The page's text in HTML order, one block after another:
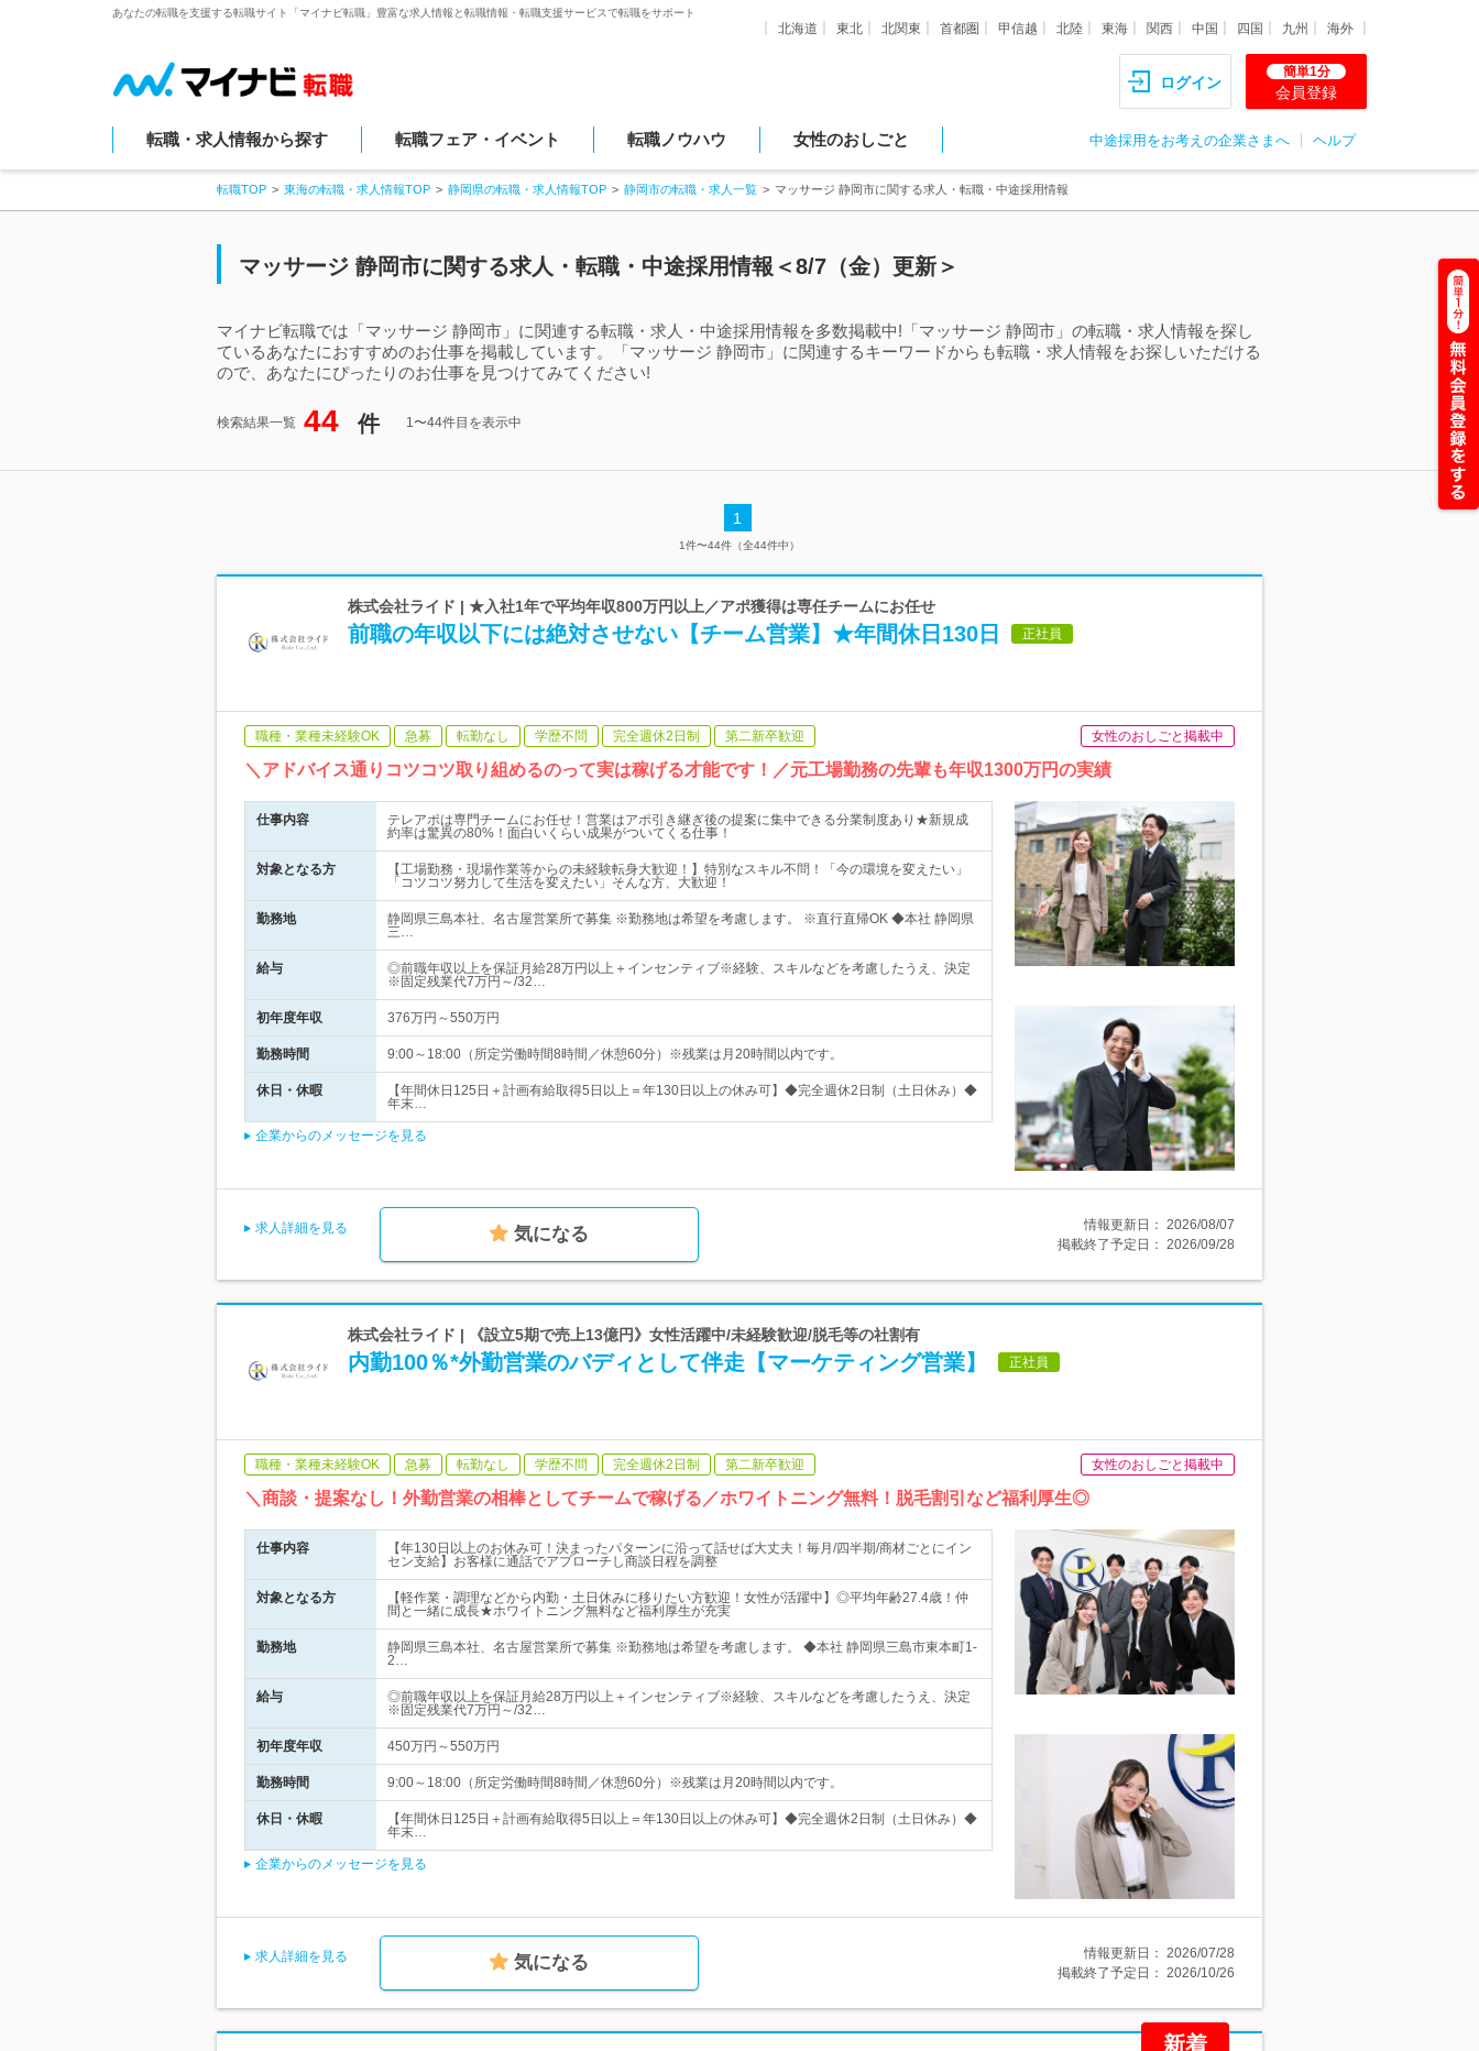
あなたの転職を支援する転職サイト「マイナビ転職」豊富な求人情報と転職情報・転職支援サービスで転職をサポート
北海道 東北 北関東 首都圏 甲信越 北陸 東海 関西 中国 四国 九州 海外
ログイン
簡単1分
会員登録
転職・求人情報から探す 転職フェア・イベント 転職ノウハウ 女性のおしごと 中途採用をお考えの企業さまへ ヘルプ
転職TOP 東海の転職・求人情報TOP 静岡県の転職・求人情報TOP 静岡市の転職・求人一覧 マッサージ 静岡市に関する求人・転職・中途採用情報
マッサージ 静岡市に関する求人・転職・中途採用情報＜8/7（金）更新＞
マイナビ転職では「マッサージ 静岡市」に関連する転職・求人・中途採用情報を多数掲載中!「マッサージ 静岡市」の転職・求人情報を探し
ているあなたにおすすめのお仕事を掲載しています。「マッサージ 静岡市」に関連するキーワードからも転職・求人情報をお探しいただける
ので、あなたにぴったりのお仕事を見つけてみてください!
検索結果一覧 44 件 1〜44件目を表示中
1
1件〜44件（全44件中）
株式会社ライド | ★入社1年で平均年収800万円以上／アポ獲得は専任チームにお任せ
前職の年収以下には絶対させない【チーム営業】★年間休日130日 正社員
職種・業種未経験OK 急募 転勤なし 学歴不問 完全週休2日制 第二新卒歓迎 女性のおしごと掲載中
＼アドバイス通りコツコツ取り組めるのって実は稼げる才能です！／元工場勤務の先輩も年収1300万円の実績
仕事内容
テレアポは専門チームにお任せ！営業はアポ引き継ぎ後の提案に集中できる分業制度あり★新規成
約率は驚異の80%！面白いくらい成果がついてくる仕事！
対象となる方
【工場勤務・現場作業等からの未経験転身大歓迎！】特別なスキル不問！「今の環境を変えたい」
「コツコツ努力して生活を変えたい」そんな方、大歓迎！
勤務地
静岡県三島本社、名古屋営業所で募集 ※勤務地は希望を考慮します。 ※直行直帰OK ◆本社 静岡県
三…
給与
◎前職年収以上を保証月給28万円以上＋インセンティブ※経験、スキルなどを考慮したうえ、決定
※固定残業代7万円～/32…
初年度年収 376万円～550万円
勤務時間 9:00～18:00（所定労働時間8時間／休憩60分）※残業は月20時間以内です。
休日・休暇
【年間休日125日＋計画有給取得5日以上＝年130日以上の休み可】◆完全週休2日制（土日休み）◆
年末…
企業からのメッセージを見る
求人詳細を見る 気になる 情報更新日： 2026/08/07
掲載終了予定日： 2026/09/28
株式会社ライド | 《設立5期で売上13億円》女性活躍中/未経験歓迎/脱毛等の社割有
内勤100％*外勤営業のバディとして伴走【マーケティング営業】 正社員
職種・業種未経験OK 急募 転勤なし 学歴不問 完全週休2日制 第二新卒歓迎 女性のおしごと掲載中
＼商談・提案なし！外勤営業の相棒としてチームで稼げる／ホワイトニング無料！脱毛割引など福利厚生◎
仕事内容
【年130日以上のお休み可！決まったパターンに沿って話せば大丈夫！毎月/四半期/商材ごとにイン
セン支給】お客様に通話でアプローチし商談日程を調整
対象となる方
【軽作業・調理などから内勤・土日休みに移りたい方歓迎！女性が活躍中】◎平均年齢27.4歳！仲
間と一緒に成長★ホワイトニング無料など福利厚生が充実
勤務地
静岡県三島本社、名古屋営業所で募集 ※勤務地は希望を考慮します。 ◆本社 静岡県三島市東本町1-
2…
給与
◎前職年収以上を保証月給28万円以上＋インセンティブ※経験、スキルなどを考慮したうえ、決定
※固定残業代7万円～/32…
初年度年収 450万円～550万円
勤務時間 9:00～18:00（所定労働時間8時間／休憩60分）※残業は月20時間以内です。
休日・休暇
【年間休日125日＋計画有給取得5日以上＝年130日以上の休み可】◆完全週休2日制（土日休み）◆
年末…
企業からのメッセージを見る
求人詳細を見る 気になる 情報更新日： 2026/07/28
掲載終了予定日： 2026/10/26
新着